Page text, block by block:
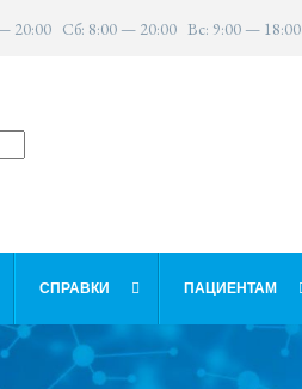
20:00 Сб: 8:00 — 20:00 Вс: 9:00 — 18:00
СПРАВКИ ПАЦИЕНТАМ